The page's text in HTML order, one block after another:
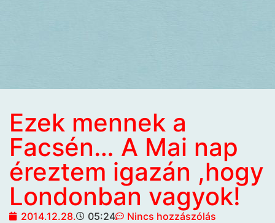
Ezek mennek a
Facsén… A Mai nap
éreztem igazán ,hogy
Londonban vagyok!
2014.12.28. 05:24 Nincs hozzászólás